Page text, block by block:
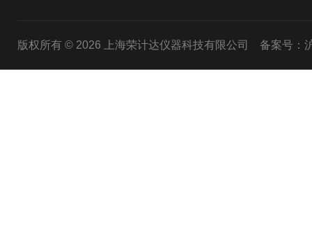
版权所有 © 2026 上海荣计达仪器科技有限公司 备案号：